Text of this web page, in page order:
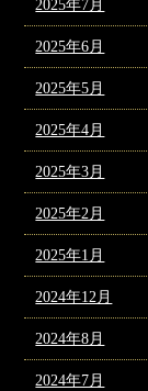
2025年7月
2025年6月
2025年5月
2025年4月
2025年3月
2025年2月
2025年1月
2024年12月
2024年8月
2024年7月